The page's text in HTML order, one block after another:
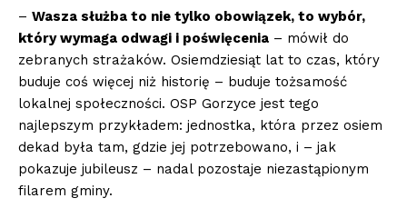
– Wasza służba to nie tylko obowiązek, to wybór,
który wymaga odwagi i poświęcenia – mówił do
zebranych strażaków. Osiemdziesiąt lat to czas, który
buduje coś więcej niż historię – buduje tożsamość
lokalnej społeczności. OSP Gorzyce jest tego
najlepszym przykładem: jednostka, która przez osiem
dekad była tam, gdzie jej potrzebowano, i – jak
pokazuje jubileusz – nadal pozostaje niezastąpionym
filarem gminy.